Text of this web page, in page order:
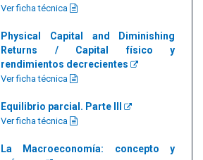
Ver ficha técnica
Physical Capital and Diminishing
Returns / Capital físico y
rendimientos decrecientes
Ver ficha técnica
Equilibrio parcial. Parte III
Ver ficha técnica
La Macroeconomía: concepto y